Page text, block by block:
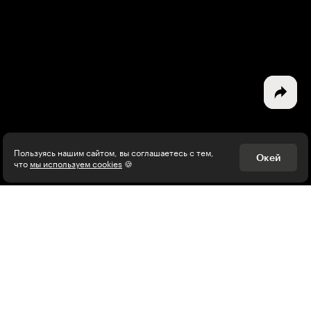
Пользуясь нашим сайтом, вы соглашаетесь с тем,
что мы используем cookies 🍪 Окей
Маркетинг